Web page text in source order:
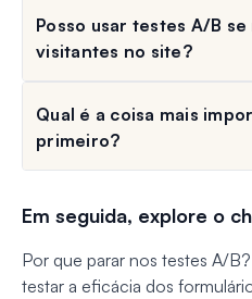
Posso usar testes A/B
visitantes no site?
Qual é a coisa mais
primeiro?
Em seguida, explore o
Por que parar nos testes A/
testar a eficácia dos